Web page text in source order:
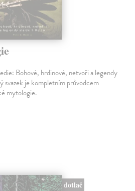
Bohové, hrdinové, netvoři a legendy
svazek je kompletním průvodcem
mytologie.
dotlač